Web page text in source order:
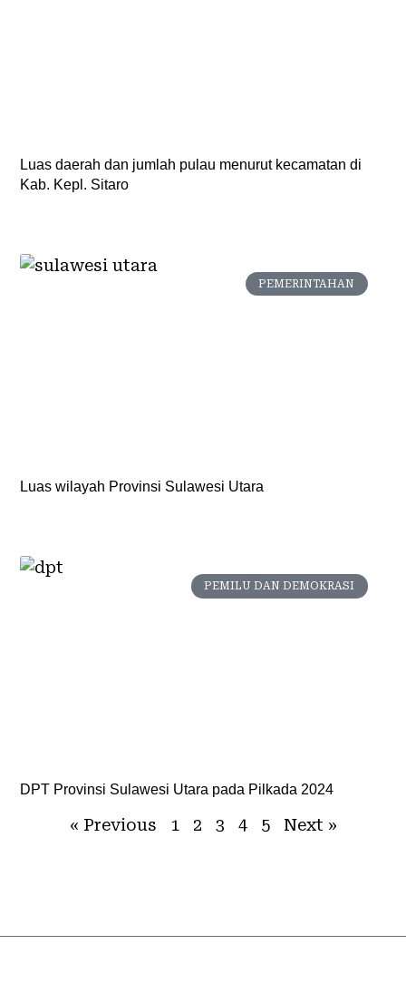
Luas daerah dan jumlah pulau menurut kecamatan di
Kab. Kepl. Sitaro
PEMERINTAHAN
Luas wilayah Provinsi Sulawesi Utara
PEMILU DAN DEMOKRASI
DPT Provinsi Sulawesi Utara pada Pilkada 2024
« Previous 1 2 3 4 5 Next »